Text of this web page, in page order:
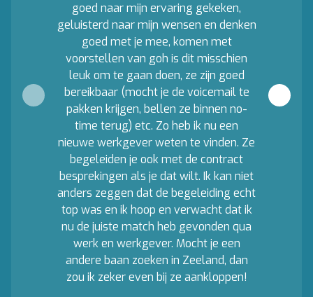
goed naar mijn ervaring gekeken,
geluisterd naar mijn wensen en denken
goed met je mee, komen met
voorstellen van goh is dit misschien
leuk om te gaan doen, ze zijn goed
bereikbaar (mocht je de voicemail te
pakken krijgen, bellen ze binnen no-
time terug) etc. Zo heb ik nu een
nieuwe werkgever weten te vinden. Ze
begeleiden je ook met de contract
besprekingen als je dat wilt. Ik kan niet
anders zeggen dat de begeleiding echt
top was en ik hoop en verwacht dat ik
nu de juiste match heb gevonden qua
werk en werkgever. Mocht je een
andere baan zoeken in Zeeland, dan
zou ik zeker even bij ze aankloppen!